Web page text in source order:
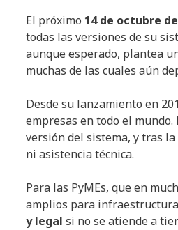
El próximo 14 de octubre
todas las versiones de su
aunque esperado, plantea
muchas de las cuales aún
Desde su lanzamiento en
empresas en todo el mundo.
versión del sistema, y tras
ni asistencia técnica.
Para las PyMEs, que en
amplios para
y legal si no se atiende a